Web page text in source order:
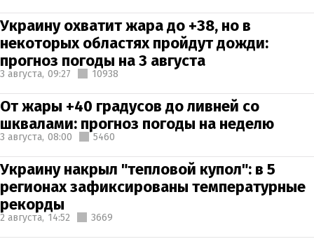
Украину охватит жара до +38, но в
некоторых областях пройдут дожди:
прогноз погоды на 3 августа
3 августа, 09:27 10938
От жары +40 градусов до ливней со
шквалами: прогноз погоды на неделю
3 августа, 08:00 5460
Украину накрыл "тепловой купол": в 5
регионах зафиксированы температурные
рекорды
2 августа, 14:52 3669